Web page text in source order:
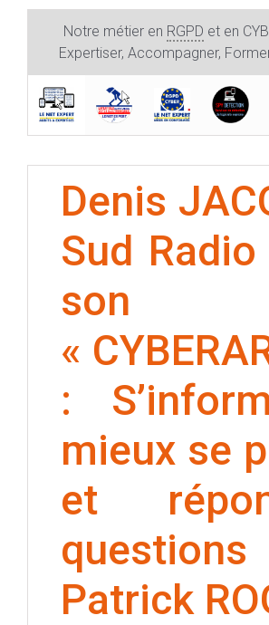
Notre métier en RGPD et en
Expertiser, Accompagner,
Denis
Sud
son
«
:
mieux se
et
Patrick